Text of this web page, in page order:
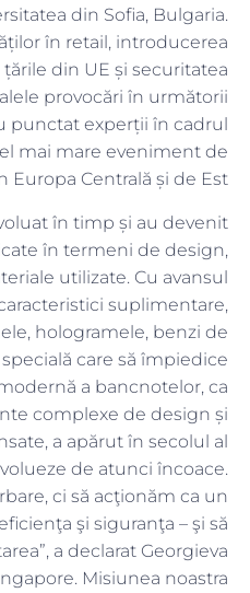
din Sofia, Bulgaria.
în retail, introducerea
din UE și securitatea
provocări în următorii
punctat experții în cadrul
mai mare eveniment de
Europa Centrală și de Est.
în timp și au devenit
în termeni de design,
utilizate. Cu avansul
suplimentare,
hologramele, benzi de
care să împiedice
a bancnotelor, ca
complexe de design și
a apărut în secolul al
de atunci încoace.
ci să acţionăm ca un
şi siguranţa – şi să
a declarat Georgieva
Misiunea noastra